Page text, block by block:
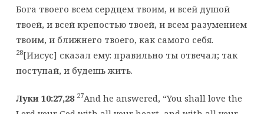
Бога твоего всем сердцем твоим, и всей душой
твоей, и всей крепостью твоей, и всем разумением
твоим, и ближнего твоего, как самого себя.
28[Иисус] сказал ему: правильно ты отвечал; так
поступай, и будешь жить.
Луки 10:27,28 27And he answered, “You shall love the